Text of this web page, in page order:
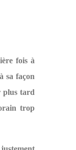
fois à
sa façon
plus tard
trop